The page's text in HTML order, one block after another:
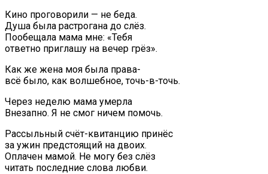
Кино проговорили — не беда.
Душа была растрогана до слёз.
Пообещала мама мне: «Тебя
ответно приглашу на вечер грёз».
Как же жена моя была права-
всё было, как волшебное, точь-в-точь.
Через неделю мама умерла
Внезапно. Я не смог ничем помочь.
Рассыльный счёт-квитанцию принёс
за ужин предстоящий на двоих.
Оплачен мамой. Не могу без слёз
читать последние слова любви.